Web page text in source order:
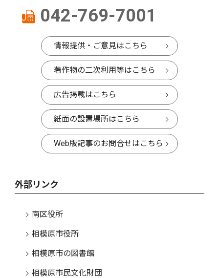
042-769-7001
情報提供・ご意見はこちら
著作物の二次利用等はこちら
広告掲載はこちら
紙面の設置場所はこちら
Web版記事のお問合せはこちら
外部リンク
南区役所
相模原市役所
相模原市の図書館
相模原市民文化財団